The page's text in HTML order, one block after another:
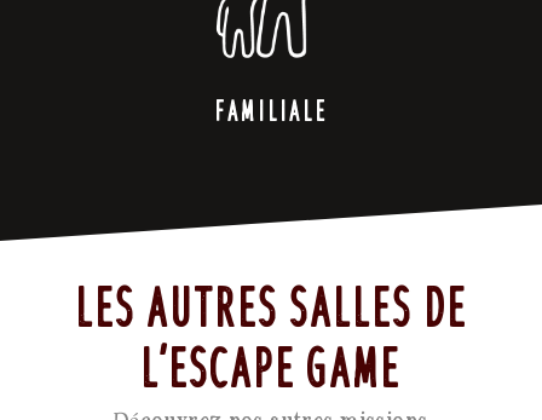
Familiale
Les autres salles de
l’escape game